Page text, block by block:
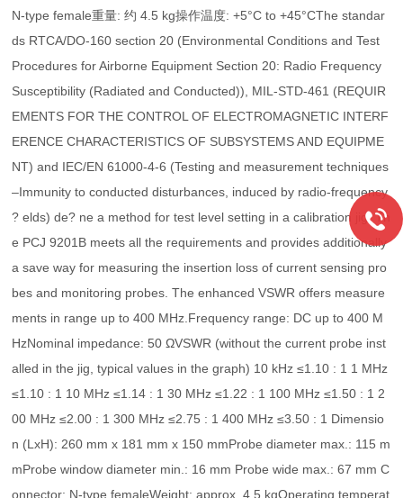
N-type female重量: 约 4.5 kg操作温度: +5°C to +45°CThe standar
ds RTCA/DO-160 section 20 (Environmental Conditions and Test
Procedures for Airborne Equipment Section 20: Radio Frequency
Susceptibility (Radiated and Conducted)), MIL-STD-461 (REQUIR
EMENTS FOR THE CONTROL OF ELECTROMAGNETIC INTERF
ERENCE CHARACTERISTICS OF SUBSYSTEMS AND EQUIPME
NT) and IEC/EN 61000-4-6 (Testing and measurement techniques
–Immunity to conducted disturbances, induced by radio-frequency
? elds) de? ne a method for test level setting in a calibration jig. Th
e PCJ 9201B meets all the requirements and provides additionally
a save way for measuring the insertion loss of current sensing pro
bes and monitoring probes. The enhanced VSWR offers measure
ments in range up to 400 MHz.Frequency range: DC up to 400 M
HzNominal impedance: 50 ΩVSWR (without the current probe inst
alled in the jig, typical values in the graph) 10 kHz ≤1.10 : 1 1 MHz
≤1.10 : 1 10 MHz ≤1.14 : 1 30 MHz ≤1.22 : 1 100 MHz ≤1.50 : 1 2
00 MHz ≤2.00 : 1 300 MHz ≤2.75 : 1 400 MHz ≤3.50 : 1 Dimensio
n (LxH): 260 mm x 181 mm x 150 mmProbe diameter max.: 115 m
mProbe window diameter min.: 16 mm Probe wide max.: 67 mm C
onnector: N-type femaleWeight: approx. 4.5 kgOperating temperat